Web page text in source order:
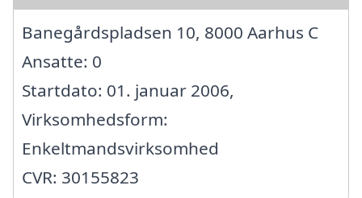
Banegårdspladsen 10, 8000 Aarhus C
Ansatte: 0
Startdato: 01. januar 2006,
Virksomhedsform:
Enkeltmandsvirksomhed
CVR: 30155823